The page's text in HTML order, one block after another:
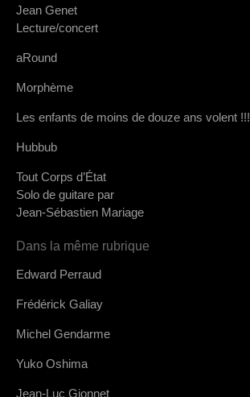
Jean Genet
Lecture/concert
aRound
Morphème
Les enfants de moins de douze ans volent !!!
Hubbub
Tout Corps d’État
Solo de guitare par
Jean-Sébastien Mariage
Dans la même rubrique
Edward Perraud
Frédérick Galiay
Michel Gendarme
Yuko Oshima
Jean-Luc Gionnet